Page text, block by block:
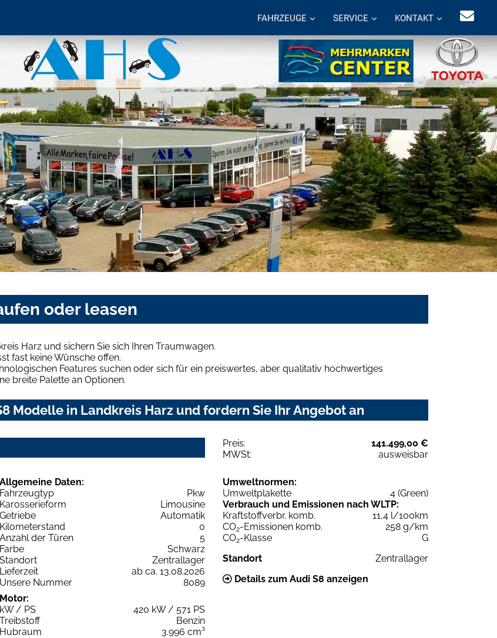
FAHRZEUGE SERVICE KONTAKT
oder leasen
Harz und sichern Sie sich Ihren Traumwagen.
fast keine Wünsche offen.
Features suchen oder sich für ein preiswertes, aber qualitativ hochwertiges
breite Palette an Optionen.
Modelle in Landkreis Harz und fordern Sie Ihr Angebot an
Preis:
141.499,00 €
MWSt:
ausweisbar
Allgemeine Daten:
Fahrzeugtyp
Pkw
Karosserieform
Limousine
Getriebe
Automatik
Kilometerstand
0
Anzahl der Türen
5
Farbe
Schwarz
Standort
Zentrallager
Lieferzeit
ab ca. 13.08.2026
Unsere Nummer
8089
Motor:
kW / PS
420 kW / 571 PS
Treibstoff
Benzin
Hubraum
3.996 cm³
Umweltnormen:
Umweltplakette
4 (Green)
Verbrauch und Emissionen nach WLTP:
Kraftstoffverbr. komb.
11,4 l/100km
CO2-Emissionen komb.
258 g/km
CO2-Klasse
G
Standort
Zentrallager
Details zum Audi S8 anzeigen